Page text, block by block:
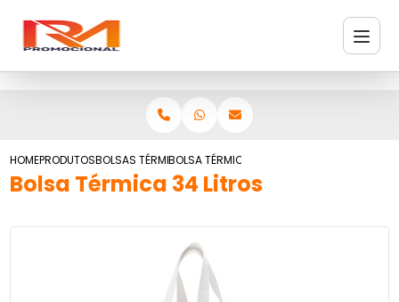
HOMEPRODUTOSBOLSAS TÉRMICASBOLSA TÉRMICA 34 LITROS
Bolsa Térmica 34 Litros